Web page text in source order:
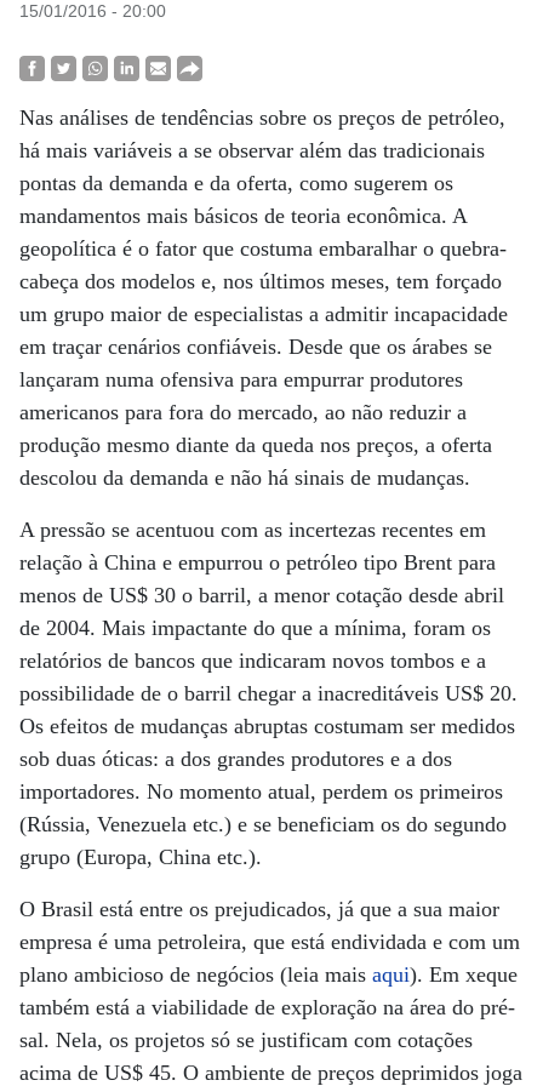
15/01/2016 - 20:00
Nas análises de tendências sobre os preços de petróleo,
há mais variáveis a se observar além das tradicionais
pontas da demanda e da oferta, como sugerem os
mandamentos mais básicos de teoria econômica. A
geopolítica é o fator que costuma embaralhar o quebra-
cabeça dos modelos e, nos últimos meses, tem forçado
um grupo maior de especialistas a admitir incapacidade
em traçar cenários confiáveis. Desde que os árabes se
lançaram numa ofensiva para empurrar produtores
americanos para fora do mercado, ao não reduzir a
produção mesmo diante da queda nos preços, a oferta
descolou da demanda e não há sinais de mudanças.
A pressão se acentuou com as incertezas recentes em
relação à China e empurrou o petróleo tipo Brent para
menos de US$ 30 o barril, a menor cotação desde abril
de 2004. Mais impactante do que a mínima, foram os
relatórios de bancos que indicaram novos tombos e a
possibilidade de o barril chegar a inacreditáveis US$ 20.
Os efeitos de mudanças abruptas costumam ser medidos
sob duas óticas: a dos grandes produtores e a dos
importadores. No momento atual, perdem os primeiros
(Rússia, Venezuela etc.) e se beneficiam os do segundo
grupo (Europa, China etc.).
O Brasil está entre os prejudicados, já que a sua maior
empresa é uma petroleira, que está endividada e com um
plano ambicioso de negócios (leia mais aqui). Em xeque
também está a viabilidade de exploração na área do pré-
sal. Nela, os projetos só se justificam com cotações
acima de US$ 45. O ambiente de preços deprimidos joga